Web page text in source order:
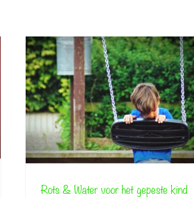
Rots & Water voor het gepeste kind
Grenzen stellen